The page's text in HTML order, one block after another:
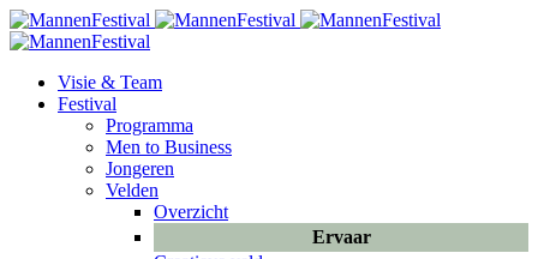
Visie & Team
Festival
Programma
Men to Business
Jongeren
Velden
Overzicht
Ervaar